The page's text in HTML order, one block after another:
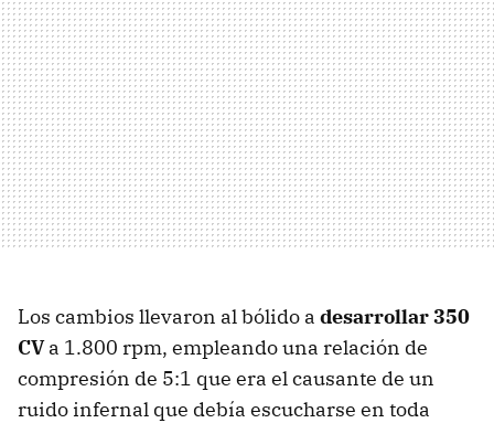
Los cambios llevaron al bólido a desarrollar 350
CVa 1.800 rpm, empleando una relación de
compresión de 5:1 que era el causante de un
ruido infernal que debía escucharse en toda